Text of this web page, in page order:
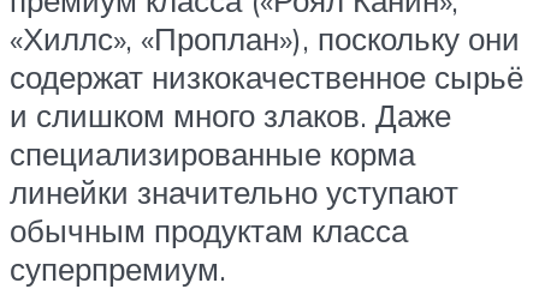
«Хиллс», «Проплан»), поскольку они
содержат низкокачественное сырьё
и слишком много злаков. Даже
специализированные корма
линейки значительно уступают
обычным продуктам класса
суперпремиум.